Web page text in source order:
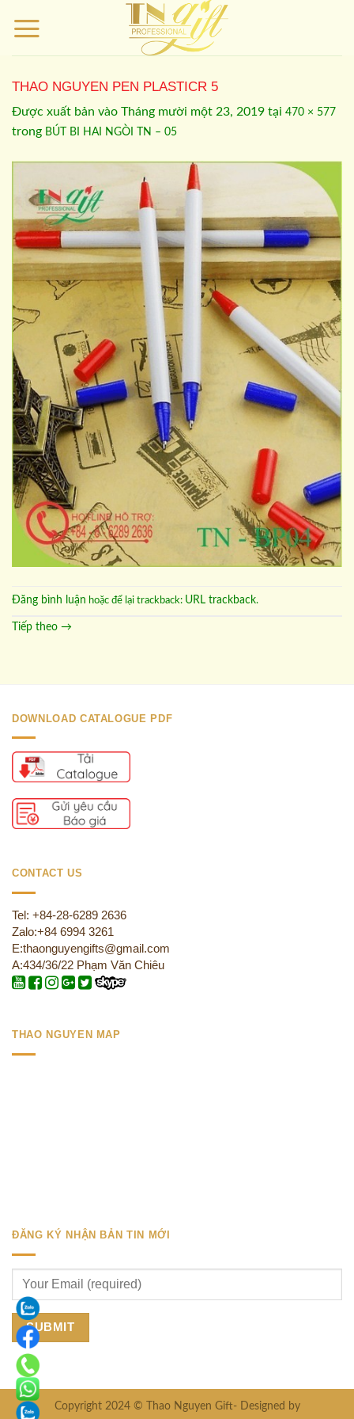
qua
THAO NGUYEN PEN PLASTICR 5
Được xuất bản vào Tháng mười một 23, 2019 tại 470 × 577
trong BÚT BI HAI NGÒI TN – 05
Đăng bình luận hoặc để lại trackback: URL trackback.
Tiếp theo →
DOWNLOAD CATALOGUE PDF
CONTACT US
Tel: +84-28-6289 2636
Zalo:+84 6994 3261
E:thaonguyengifts@gmail.com
A:434/36/22 Phạm Văn Chiêu
THAO NGUYEN MAP
ĐĂNG KÝ NHẬN BẢN TIN MỚI
Copyright 2024 © Thao Nguyen Gift- Designed by